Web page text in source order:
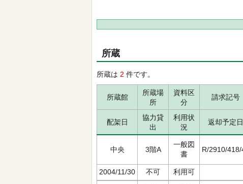
所蔵
所蔵は 2 件です。
所蔵館
所蔵場
所
資料区
分
請求記号
配架日
協力貸
出
利用状
況
返却予定日
中央 3階A
一般図
書
R/2910/418/
2004/11/30 不可 利用可